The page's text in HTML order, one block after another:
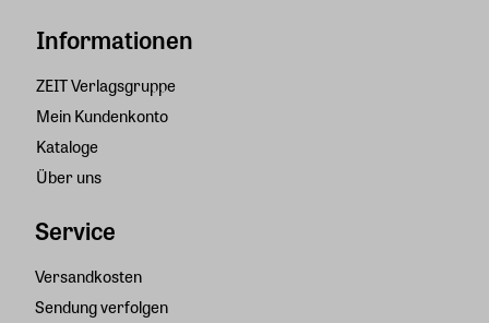
Informationen
ZEIT Verlagsgruppe
Mein Kundenkonto
Kataloge
Über uns
Service
Versandkosten
Sendung verfolgen